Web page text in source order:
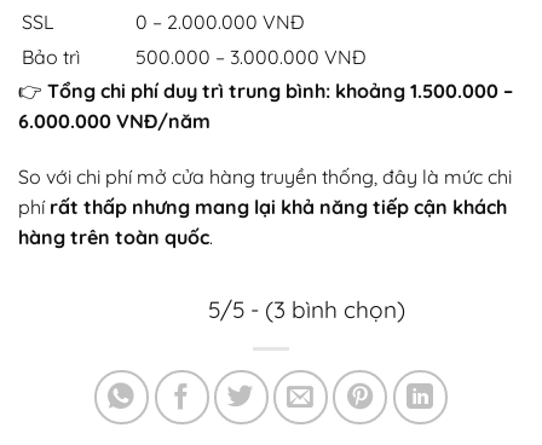
SSL
0 – 2.000.000 VNĐ
Bảo trì
500.000 – 3.000.000 VNĐ
👉 Tổng chi phí duy trì trung bình: khoảng 1.500.000 –
6.000.000 VNĐ/năm
So với chi phí mở cửa hàng truyền thống, đây là mức chi
phí rất thấp nhưng mang lại khả năng tiếp cận khách
hàng trên toàn quốc.
5/5 - (3 bình chọn)